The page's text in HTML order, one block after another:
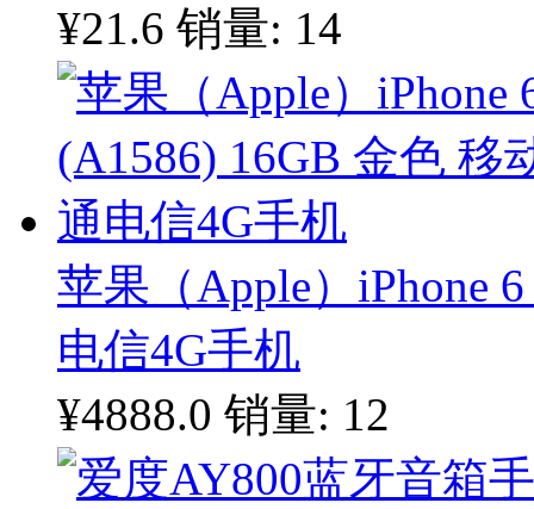
¥21.6 销量: 14
苹果（Apple）iPhone
电信4G手机
¥4888.0 销量: 12